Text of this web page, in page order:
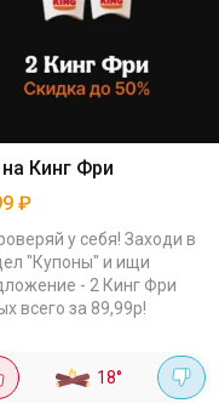
на Кинг Фри
₽
у себя! Заходи в
"Купоны" и ищи
- 2 Кинг Фри
всего за 89,99р!
18°